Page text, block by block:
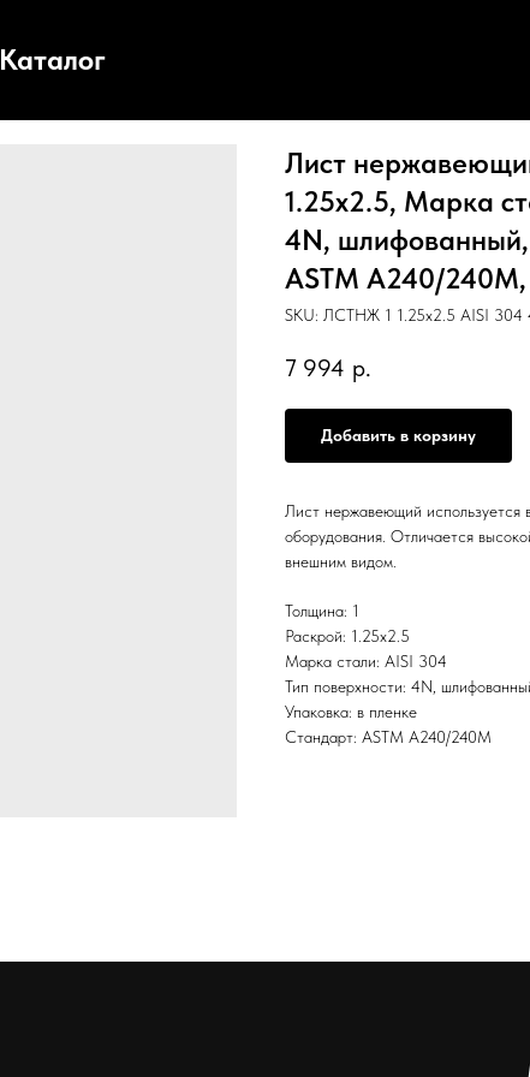
Каталог
Лист
1.25х2.5, Марка
4N, шлифованный,
ASTM А240/240М,
SKU: ЛСТНЖ 1 1.25х2.5 AISI 304
7 994 р.
Добавить в корзину
Лист нержавеющий используется
оборудования. Отличается
внешним видом.
Толщина: 1
Раскрой: 1.25х2.5
Марка стали: AISI 304
Тип поверхности: 4N,
Упаковка: в пленке
Стандарт: ASTM А240/240М